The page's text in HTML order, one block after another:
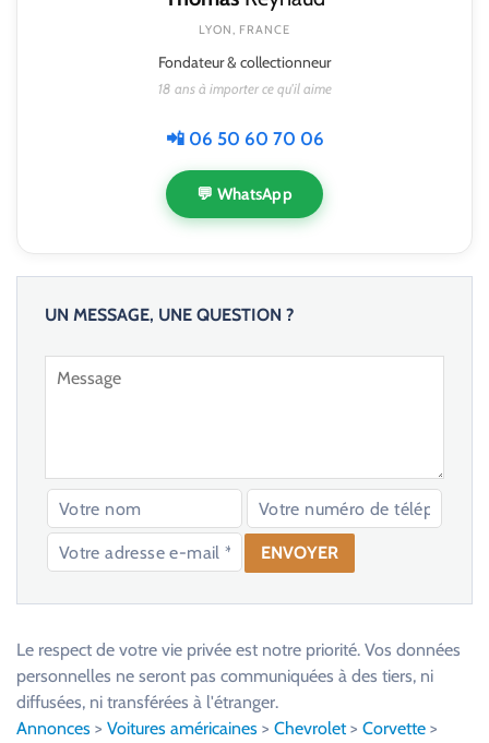
LYON, FRANCE
Fondateur & collectionneur
18 ans à importer ce qu'il aime
📲 06 50 60 70 06
💬 WhatsApp
UN MESSAGE, UNE QUESTION ?
Le respect de votre vie privée est notre priorité. Vos données
personnelles ne seront pas communiquées à des tiers, ni
diffusées, ni transférées à l'étranger.
Annonces > Voitures américaines > Chevrolet> Corvette >